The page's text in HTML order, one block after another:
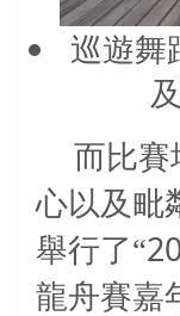
巡遊舞
而比賽
心以及毗
舉行了“
龍舟賽嘉